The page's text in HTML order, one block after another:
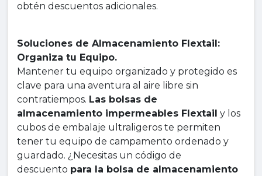
obtén descuentos adicionales.
Soluciones de Almacenamiento Flextail:
Organiza tu Equipo.
Mantener tu equipo organizado y protegido es
clave para una aventura al aire libre sin
contratiempos. Las bolsas de
almacenamiento impermeables Flextail y los
cubos de embalaje ultraligeros te permiten
tener tu equipo de campamento ordenado y
guardado. ¿Necesitas un código de
descuento para la bolsa de almacenamiento